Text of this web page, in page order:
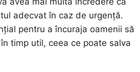
adecvat în caz de urgență.
pentru a încuraja oamenii să
timp util, ceea ce poate salva